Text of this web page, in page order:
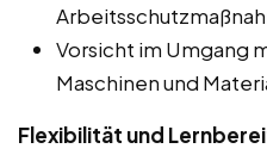
Vorsicht im Umgang
Maschinen und
Flexibilität und